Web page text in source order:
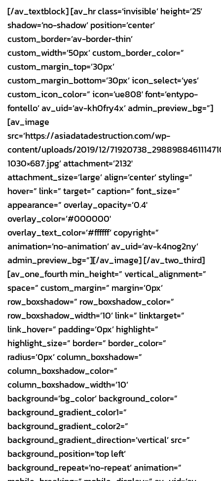
[/av_textblock] [av_hr class=’invisible’ height=’25’
shadow=’no-shadow’ position=’center’
custom_border=’av-border-thin’
custom_width=’50px’ custom_border_color=”
custom_margin_top=’30px’
custom_margin_bottom=’30px’ icon_select=’yes’
custom_icon_color=” icon=’ue808′ font=’entypo-
fontello’ av_uid=’av-kh0fry4x’ admin_preview_bg=”]
[av_image
src=’https://asiadatadestruction.com/wp-
content/uploads/2019/12/
1030×687.jpg’ attachment=’2132′
attachment_size=’large’ align=’center’ styling=”
hover=” link=” target=” caption=” font_size=”
appearance=” overlay_opacity=’0.4′
overlay_color=’#000000′
overlay_text_color=’#ffffff’ copyright=”
animation=’no-animation’ av_uid=’av-k4nog2ny’
admin_preview_bg=”][/av_image] [/av_two_third]
[av_one_fourth min_height=” vertical_alignment=”
space=” custom_margin=” margin=’0px’
row_boxshadow=” row_boxshadow_color=”
row_boxshadow_width=’10’ link=” linktarget=”
link_hover=” padding=’0px’ highlight=”
highlight_size=” border=” border_color=”
radius=’0px’ column_boxshadow=”
column_boxshadow_color=”
column_boxshadow_width=’10’
background=’bg_color’ background_color=”
background_gradient_color1=”
background_gradient_color2=”
background_gradient_direction=’vertical’ src=”
background_position=’top left’
background_repeat=’no-repeat’ animation=”